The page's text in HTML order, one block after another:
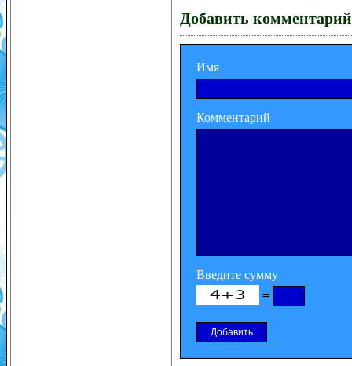
Добавить комментарий
Имя
Комментарий
Введите сумму
=